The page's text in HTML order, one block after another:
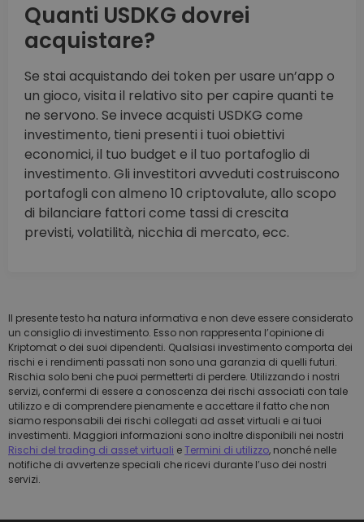
Quanti USDKG dovrei
acquistare?
Se stai acquistando dei token per usare un’app o
un gioco, visita il relativo sito per capire quanti te
ne servono. Se invece acquisti USDKG come
investimento, tieni presenti i tuoi obiettivi
economici, il tuo budget e il tuo portafoglio di
investimento. Gli investitori avveduti costruiscono
portafogli con almeno 10 criptovalute, allo scopo
di bilanciare fattori come tassi di crescita
previsti, volatilità, nicchia di mercato, ecc.
Il presente testo ha natura informativa e non deve essere considerato
un consiglio di investimento. Esso non rappresenta l’opinione di
Kriptomat o dei suoi dipendenti. Qualsiasi investimento comporta dei
rischi e i rendimenti passati non sono una garanzia di quelli futuri.
Rischia solo beni che puoi permetterti di perdere. Utilizzando i nostri
servizi, confermi di essere a conoscenza dei rischi associati con tale
utilizzo e di comprendere pienamente e accettare il fatto che non
siamo responsabili dei rischi collegati ad asset virtuali e ai tuoi
investimenti. Maggiori informazioni sono inoltre disponibili nei nostri
Rischi del trading di asset virtuali eTermini di utilizzo, nonché nelle
notifiche di avvertenze speciali che ricevi durante l’uso dei nostri
servizi.